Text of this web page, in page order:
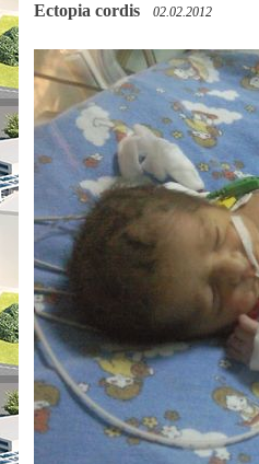
Ectopia cordis 02.02.2012